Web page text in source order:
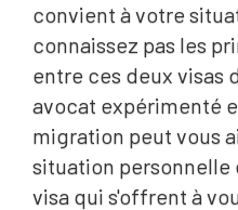
convient à votre
connaissez pas les
entre ces deux visas
avocat expérimenté
migration peut vous
situation personnelle
visa qui s'offrent à